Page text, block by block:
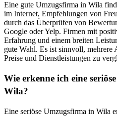
Eine gute Umzugsfirma in Wila
im Internet, Empfehlungen von
durch das Überprüfen von
Google oder Yelp. Firmen mit
Erfahrung und einem breiten
gute Wahl. Es ist sinnvoll, mehrere
Preise und Dienstleistungen zu
Wie erkenne ich eine
Wila?
Eine seriöse Umzugsfirma in Wila